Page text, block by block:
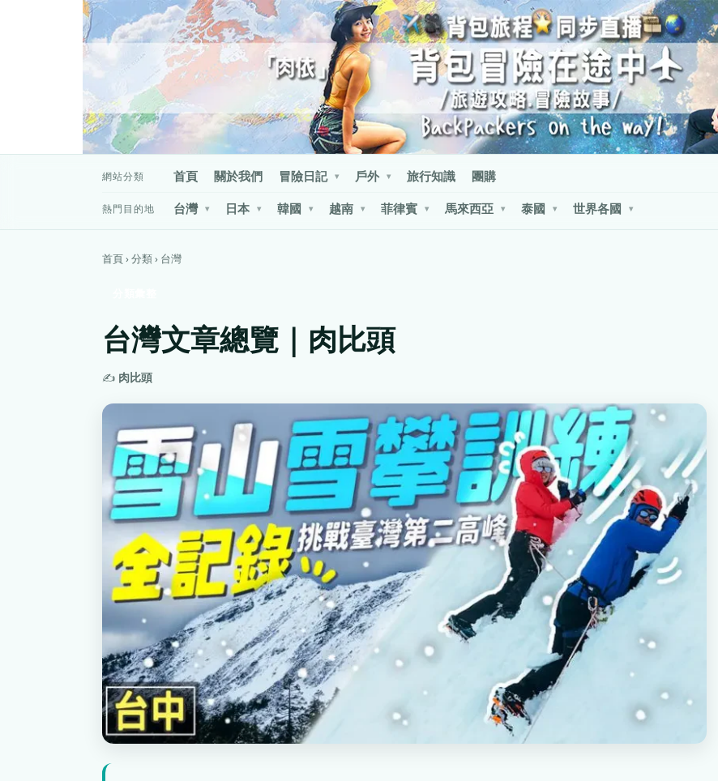
網站分類 首頁 關於我們 冒險日記 ▾ 戶外 ▾ 旅行知識 團購
熱門目的地 台灣 ▾ 日本 ▾ 韓國 ▾ 越南 ▾ 菲律賓 ▾ 馬來西亞 ▾ 泰國 ▾ 世界各國 ▾
首頁 › 分類 › 台灣
台灣文章總覽｜肉比頭
✍️ 肉比頭